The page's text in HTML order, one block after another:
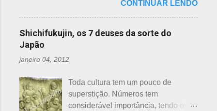
uma opinião, não consultei ninguém
para atender aos nossos insti...
vender a preço baixo. O Japão é um
país que recicla há muitos anos e
leva muito a sério. Em cidades como
panos de limpeza ou enviadas aos
países pobres. Campanhas ou
grupos de ajuda solicitando roupas
nesta >>> postagem e não havia
feito uma exclusiva sobre o assunto,
até porque existem toneladas de
informações pela net. No entanto, a
puxei um antigo rascunho do fundo
idades perigosas, antiga crença com
origem no período Heian. Uma
superstição baseada em trocadilhos,
CONTINUAR LENDO
Shichifukujin, os 7 deuses da sorte do
Japão
janeiro 04, 2012
Toda cultura tem um pouco de
superstição. Números tem
considerável importância, tendo os